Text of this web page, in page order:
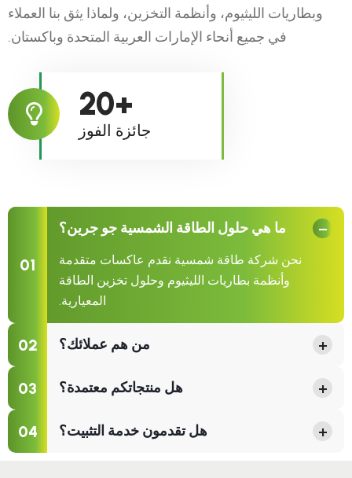
وبطاريات الليثيوم، وأنظمة التخزين، ولماذا يثق بنا العملاء
في جميع أنحاء الإمارات العربية المتحدة وباكستان.
20+
جائزة الفوز
01
ما هي حلول الطاقة الشمسية جو جرين؟ −
نحن شركة طاقة شمسية نقدم عاكسات متقدمة
وأنظمة بطاريات الليثيوم وحلول تخزين الطاقة
المعيارية.
02 من هم عملائك؟ +
03 هل منتجاتكم معتمدة؟ +
04 هل تقدمون خدمة التثبيت؟ +